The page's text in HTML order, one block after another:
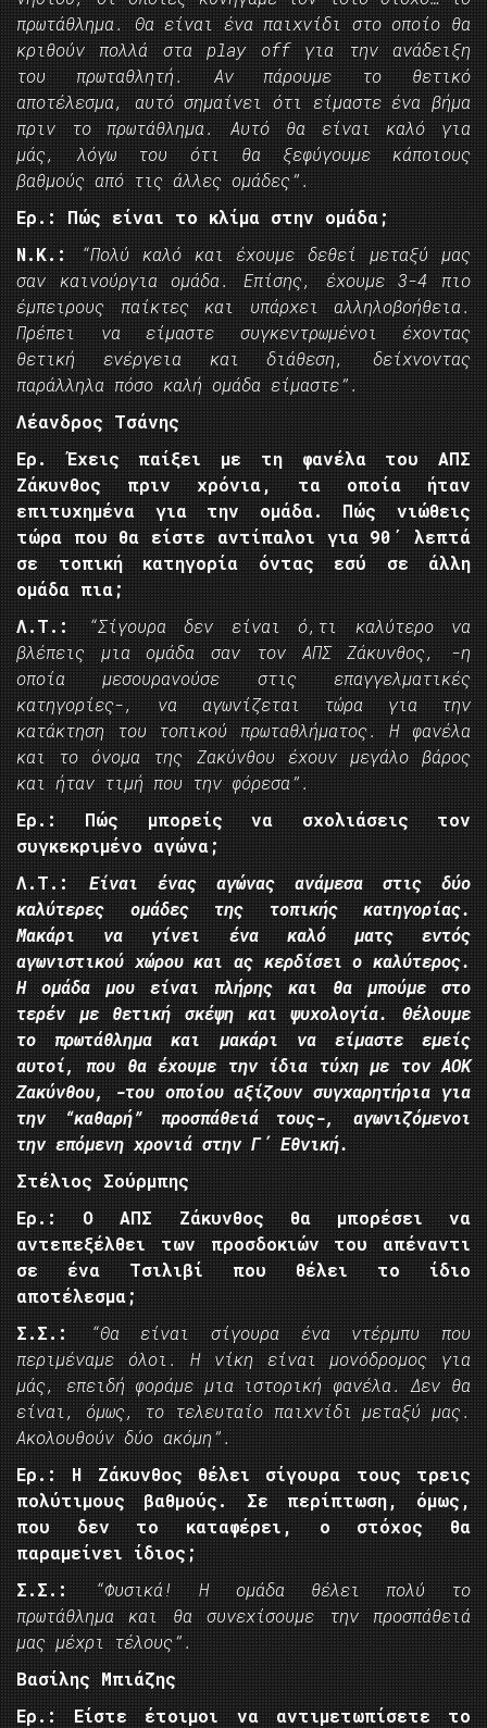
πρωτάθλημα. Θα είναι ένα παιχνίδι στο οποίο θα
κριθούν πολλά σταplay off για την ανάδειξη
του πρωταθλητή. Αν πάρουμε το θετικό
αποτέλεσμα, αυτό σημαίνει ότι είμαστε ένα βήμα
πριν το πρωτάθλημα. Αυτό θα είναι καλό για
μάς, λόγω του ότι θα ξεφύγουμε κάποιους
βαθμούς από τις άλλες ομάδες”.
Ερ.: Πώς είναι το κλίμα στην ομάδα;
Ν.Κ.:
“Πολύ καλό και έχουμε δεθεί μεταξύ μας
σαν καινούργια ομάδα. Επίσης, έχουμε 3-4 πιο
έμπειρους παίκτες και υπάρχει αλληλοβοήθεια.
Πρέπει να είμαστε συγκεντρωμένοι έχοντας
θετική ενέργεια και διάθεση, δείχνοντας
παράλληλα πόσο καλή ομάδα είμαστε”.
Λέανδρος Τσάνης
Ερ. Έχεις παίξει με τη φανέλα του ΑΠΣ
Ζάκυνθος πριν χρόνια, τα οποία ήταν
επιτυχημένα για την ομάδα. Πώς νιώθεις
τώρα που θα είστε αντίπαλοι για 90΄ λεπτά
σε τοπική κατηγορία όντας εσύ σε άλλη
ομάδα πια;
Λ.Τ.:
“Σίγουρα δεν είναι ό,τι καλύτερο να
βλέπεις μια ομάδα σαν τον ΑΠΣ Ζάκυνθος, -η
οποία μεσουρανούσε στις επαγγελματικές
κατηγορίες-, να αγωνίζεται τώρα για την
κατάκτηση του τοπικού πρωταθλήματος. Η φανέλα
και το όνομα της Ζακύνθου έχουν μεγάλο βάρος
και ήταν τιμή που την φόρεσα”.
Ερ.: Πώς μπορείς να σχολιάσεις τον
συγκεκριμένο αγώνα;
Λ.Τ.: Είναι ένας αγώνας ανάμεσα στις δύο
καλύτερες ομάδες της τοπικής κατηγορίας.
Μακάρι να γίνει ένα καλό ματς εντός
αγωνιστικού χώρου και ας κερδίσει ο καλύτερος.
Η ομάδα μου είναι πλήρης και θα μπούμε στο
τερέν με θετική σκέψη και ψυχολογία. Θέλουμε
το πρωτάθλημα και μακάρι να είμαστε εμείς
αυτοί, που θα έχουμε την ίδια τύχη με τον ΑΟΚ
Ζακύνθου, -του οποίου αξίζουν συγχαρητήρια για
την “καθαρή” προσπάθειά τους-, αγωνιζόμενοι
την επόμενη χρονιά στην Γ΄ Εθνική.
Στέλιος Σούρμπης
Ερ.: Ο ΑΠΣ Ζάκυνθος θα μπορέσει να
αντεπεξέλθει των προσδοκιών του απέναντι
σε ένα Τσιλιβί που θέλει το ίδιο
αποτέλεσμα;
Σ.Σ.:
“Θα είναι σίγουρα ένα ντέρμπυ που
περιμέναμε όλοι. Η νίκη είναι μονόδρομος για
μάς, επειδή φοράμε μια ιστορική φανέλα. Δεν θα
είναι, όμως, το τελευταίο παιχνίδι μεταξύ μας.
Ακολουθούν δύο ακόμη”.
Ερ.: Η Ζάκυνθος θέλει σίγουρα τους τρεις
πολύτιμους βαθμούς. Σε περίπτωση, όμως,
που δεν το καταφέρει, ο στόχος θα
παραμείνει ίδιος;
Σ.Σ.:
“Φυσικά! Η ομάδα θέλει πολύ το
πρωτάθλημα και θα συνεχίσουμε την προσπάθειά
μας μέχρι τέλους”.
Βασίλης Μπιάζης
Ερ.: Είστε έτοιμοι να αντιμετωπίσετε το